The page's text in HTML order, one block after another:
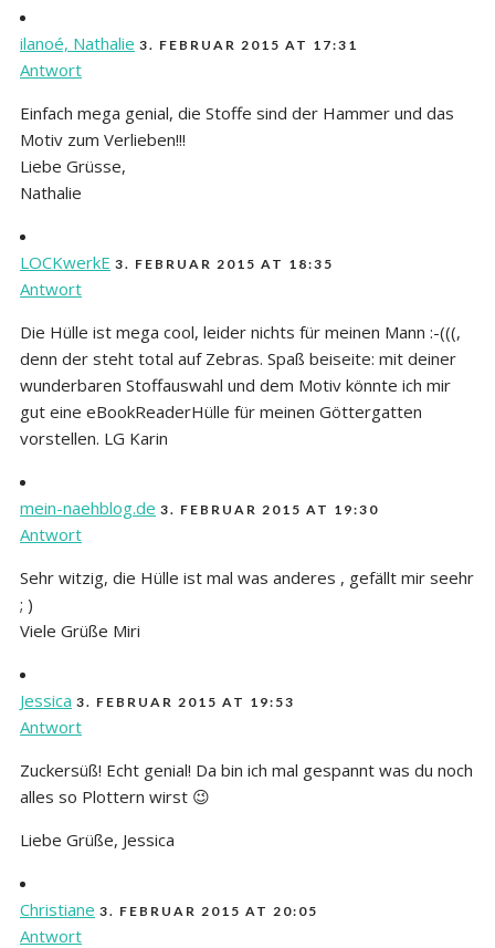
ilanoé, Nathalie 3. FEBRUAR 2015 AT 17:31
Antwort
Einfach mega genial, die Stoffe sind der Hammer und das
Motiv zum Verlieben!!!
Liebe Grüsse,
Nathalie
LOCKwerkE 3. FEBRUAR 2015 AT 18:35
Antwort
Die Hülle ist mega cool, leider nichts für meinen Mann :-(((,
denn der steht total auf Zebras. Spaß beiseite: mit deiner
wunderbaren Stoffauswahl und dem Motiv könnte ich mir
gut eine eBookReaderHülle für meinen Göttergatten
vorstellen. LG Karin
mein-naehblog.de 3. FEBRUAR 2015 AT 19:30
Antwort
Sehr witzig, die Hülle ist mal was anderes , gefällt mir seehr
; )
Viele Grüße Miri
Jessica 3. FEBRUAR 2015 AT 19:53
Antwort
Zuckersüß! Echt genial! Da bin ich mal gespannt was du noch
alles so Plottern wirst 😉
Liebe Grüße, Jessica
Christiane 3. FEBRUAR 2015 AT 20:05
Antwort